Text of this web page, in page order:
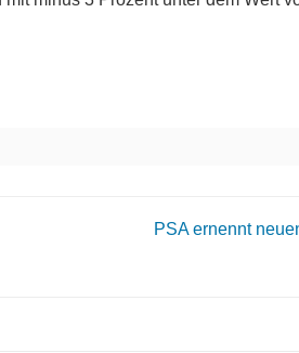
PSA ernennt